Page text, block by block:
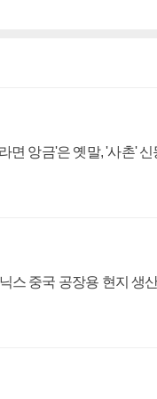
면 앙금'은 옛말, '사촌' 신
스 중국 공장용 현지 생